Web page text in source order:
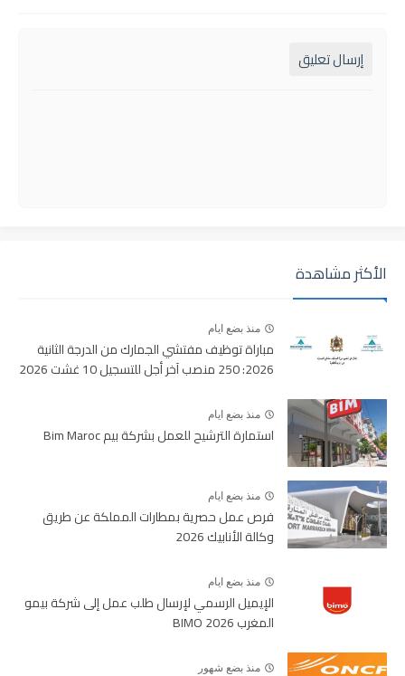
إرسال تعليق
الأكثر مشاهدة
منذ بضع ايام
مباراة توظيف مفتشي الجمارك من الدرجة الثانية
2026: 250 منصب آخر أجل للتسجيل 10 غشت 2026
منذ بضع ايام
استمارة الترشيح للعمل بشركة بيم Bim Maroc
منذ بضع ايام
فرص عمل حصرية بمطارات المملكة عن طريق
وكالة الأنابيك 2026
منذ بضع ايام
الإيميل الرسمي لإرسال طلب عمل إلى شركة بيمو
المغرب BIMO 2026
منذ بضع شهور